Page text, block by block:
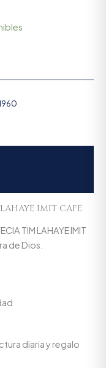
IMIT CAFE
TIM LAHAYE IMIT
de Dios.
diaria y regalo